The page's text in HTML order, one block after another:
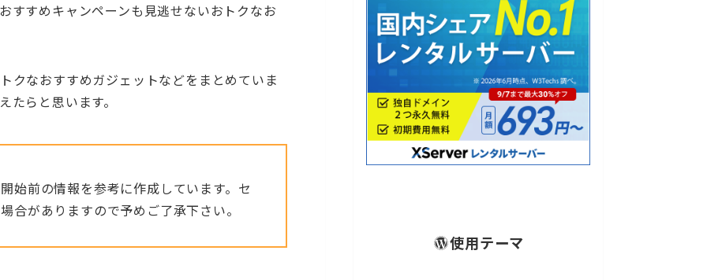
すすめキャンペーンも見逃せないおトクなお
クなおすすめガジェットなどをまとめていま
たらと思います。
始前の情報を参考に作成しています。セ
合がありますので予めご了承下さい。
使用テーマ